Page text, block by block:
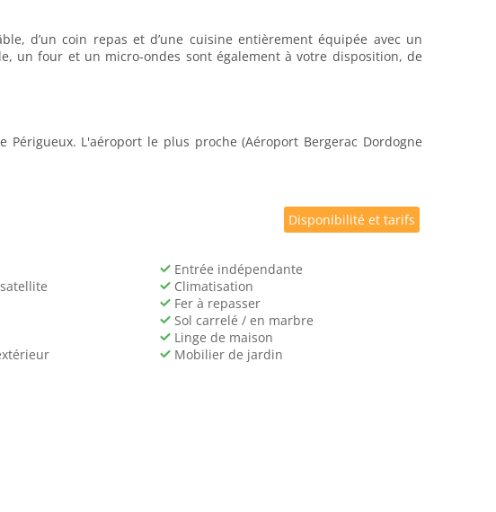
d’un coin repas et d’une cuisine entièrement équipée avec un
un four et un micro-ondes sont également à votre disposition, de
L'aéroport le plus proche (Aéroport Bergerac Dordogne
Entrée indépendante
Climatisation
Fer à repasser
Sol carrelé / en marbre
Linge de maison
Mobilier de jardin
Disponibilité et tarifs